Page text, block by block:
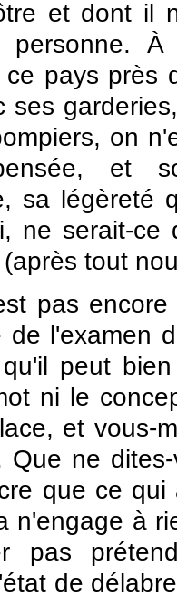
et dont il
personne.
ce pays près
ses
on
et
sa légèreté
ne serait-ce
tout
pas
de l'examen
peut
ni le
et vous-
Que ne
que ce
n'engage à
pas
de